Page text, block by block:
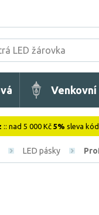
Venkovní
:: nad 5 000 Kč 5% sleva kód
LED pásky